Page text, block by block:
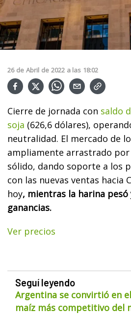
26 de Abril de 2022 a las 18:02
Cierre de jornada con saldo
soja (626,6 dólares),
neutralidad. El mercado de
ampliamente arrastrado
sólido, dando soporte a los
con las nuevas ventas hacia
hoy, mientras la harina pesó
ganancias.
Ver precios
Seguí leyendo
Argentina se convirtió en
maíz más competitivo del